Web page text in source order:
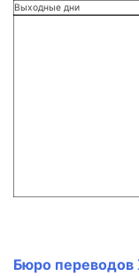
Выходные дни
Бюро переводов